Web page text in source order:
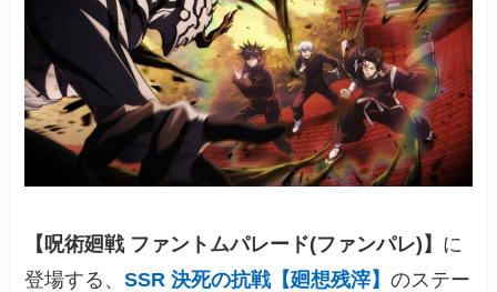
【呪術廻戦 ファントムパレード(ファンパレ)】 に
登場する、SSR 決死の抗戦【廻想残滓】のステー